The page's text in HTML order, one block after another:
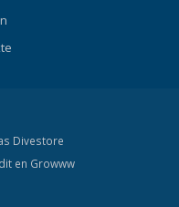
Divestore
en Growww